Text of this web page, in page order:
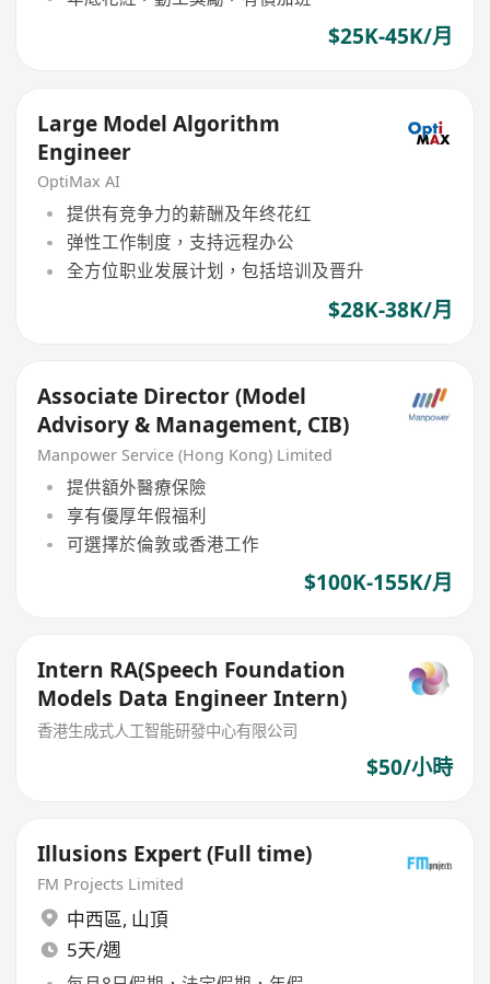
$25K-45K/月
Large Model Algorithm
Engineer
OptiMax AI
提供有竞争力的薪酬及年终花红
弹性工作制度，支持远程办公
全方位职业发展计划，包括培训及晋升
$28K-38K/月
Associate Director (Model
Advisory & Management, CIB)
Manpower Service (Hong Kong) Limited
提供額外醫療保險
享有優厚年假福利
可選擇於倫敦或香港工作
$100K-155K/月
Intern RA(Speech Foundation
Models Data Engineer Intern)
香港生成式人工智能研發中心有限公司
$50/小時
Illusions Expert (Full time)
FM Projects Limited
中西區, 山頂
5天/週